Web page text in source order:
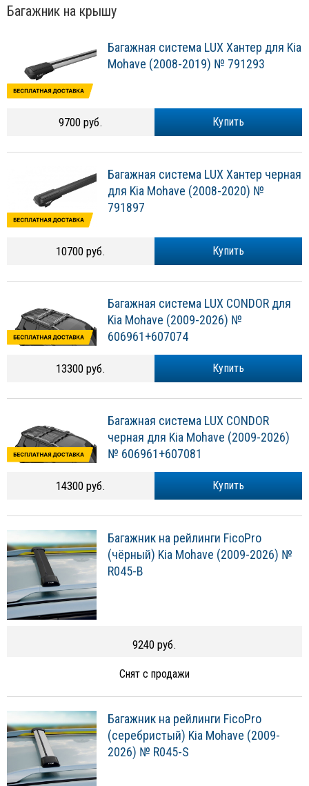
Багажник на крышу
Багажная система LUX Хантер для Kia
Mohave (2008-2019) № 791293
Купить
9700 руб.
Багажная система LUX Хантер черная
для Kia Mohave (2008-2020) №
791897
Купить
10700 руб.
Багажная система LUX CONDOR для
Kia Mohave (2009-2026) №
606961+607074
Купить
13300 руб.
Багажная система LUX CONDOR
черная для Kia Mohave (2009-2026)
№ 606961+607081
Купить
14300 руб.
Багажник на рейлинги FicoPro
(чёрный) Kia Mohave (2009-2026) №
R045-B
9240 руб.
Снят с продажи
Багажник на рейлинги FicoPro
(серебристый) Kia Mohave (2009-
2026) № R045-S